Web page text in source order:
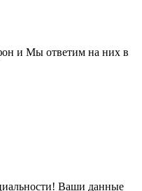
и Мы ответим на них в
Ваши данные